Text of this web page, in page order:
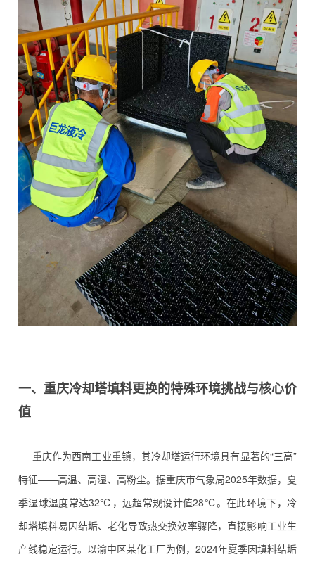
一、重庆冷却塔填料更换的特殊环境挑战与核心价
值
重庆作为西南工业重镇，其冷却塔运行环境具有显著的“三高”
特征——高温、高湿、高粉尘。据重庆市气象局2025年数据，夏
季湿球温度常达32℃，远超常规设计值28℃。在此环境下，冷
却塔填料易因结垢、老化导致热交换效率骤降，直接影响工业生
产线稳定运行。以渝中区某化工厂为例，2024年夏季因填料结垢